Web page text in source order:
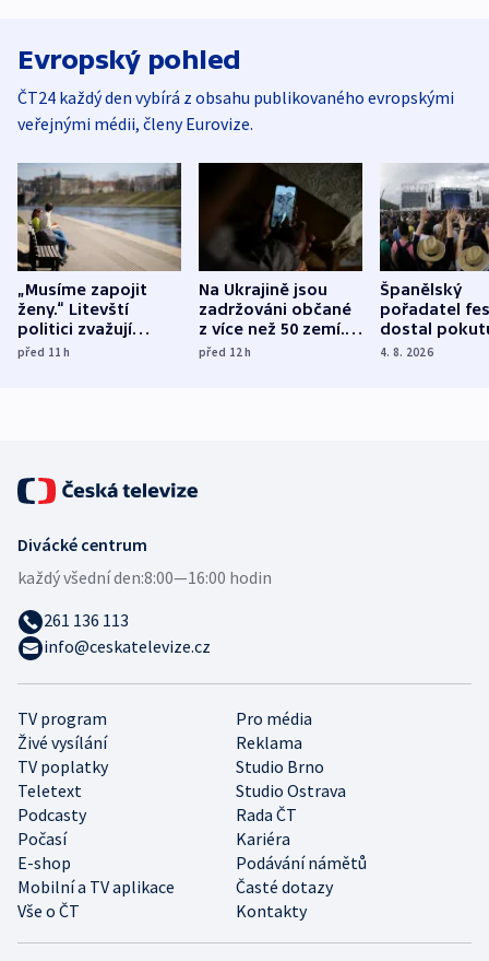
Evropský pohled
ČT24 každý den vybírá z obsahu publikovaného evropskými
veřejnými médii, členy Eurovize.
„Musíme zapojit
ženy.“ Litevští
politici zvažují
dohodu o
před 11h
Na Ukrajině jsou
zadržováni občané
z více než 50 zemí.
Bojovali na straně
před 12h
Španělský
pořadatel
dostal
nekalé
4. 8. 2026
TV program
Pro média
Živé vysílání
Reklama
TV poplatky
Studio Brno
Teletext
Studio Ostrava
Podcasty
Rada ČT
Počasí
Kariéra
E-shop
Podávání námětů
Mobilní a TV aplikace
Časté dotazy
Vše o ČT
Kontakty
Divácké centrum
každý všední den:8:00—16:00 hodin
261 136 113
info@ceskatelevize.cz